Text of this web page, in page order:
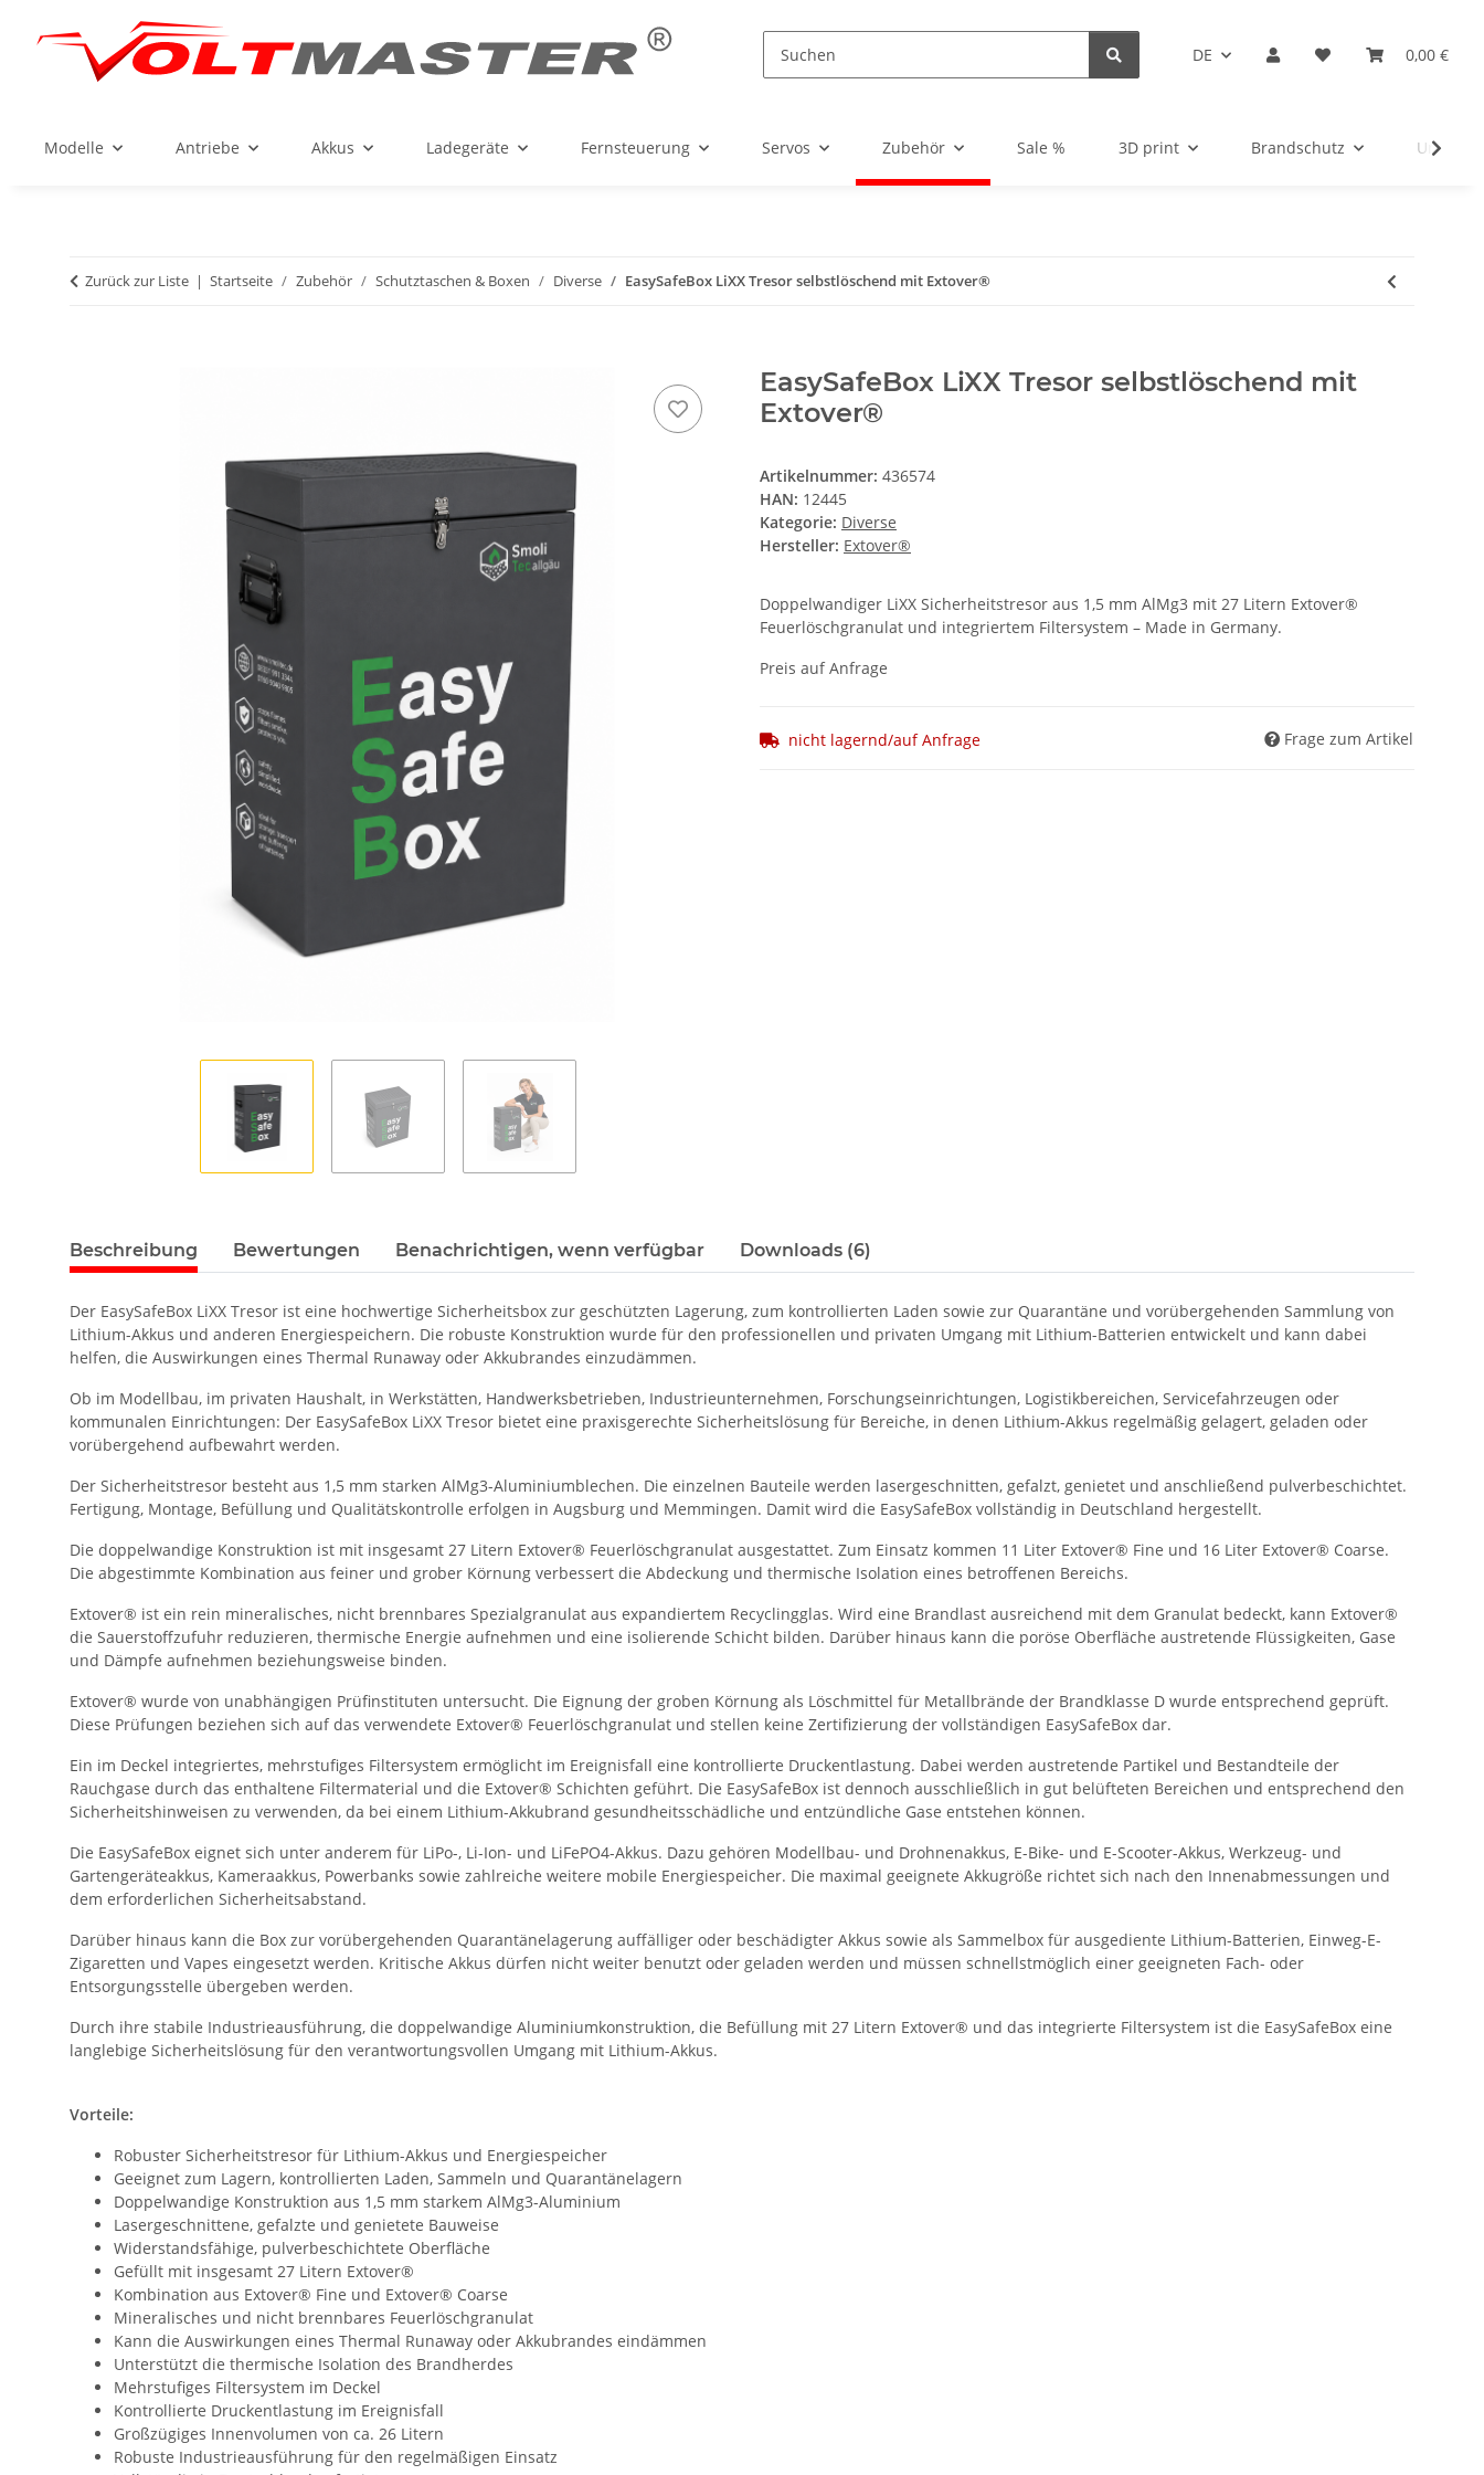
DE 0,00 €
Modelle Antriebe Akkus Ladegeräte Fernsteuerung Servos Zubehör Sale % 3D print Brandschutz
Zurück zur Liste Startseite Zubehör Schutztaschen & Boxen Diverse EasySafeBox LiXX Tresor selbstlöschend mit Extover®
EasySafeBox LiXX Tresor selbstlöschend mit
Extover®
Artikelnummer: 436574
HAN: 12445
Kategorie: Diverse
Hersteller: Extover®
Doppelwandiger LiXX Sicherheitstresor aus 1,5 mm AlMg3 mit 27 Litern Extover®
Feuerlöschgranulat und integriertem Filtersystem – Made in Germany.
Preis auf Anfrage
nicht lagernd/auf Anfrage Frage zum Artikel
Beschreibung Bewertungen Benachrichtigen, wenn verfügbar Downloads (6)
Der EasySafeBox LiXX Tresor ist eine hochwertige Sicherheitsbox zur geschützten Lagerung, zum kontrollierten Laden sowie zur Quarantäne und vorübergehenden Sammlung von
Lithium-Akkus und anderen Energiespeichern. Die robuste Konstruktion wurde für den professionellen und privaten Umgang mit Lithium-Batterien entwickelt und kann dabei
helfen, die Auswirkungen eines Thermal Runaway oder Akkubrandes einzudämmen.
Ob im Modellbau, im privaten Haushalt, in Werkstätten, Handwerksbetrieben, Industrieunternehmen, Forschungseinrichtungen, Logistikbereichen, Servicefahrzeugen oder
kommunalen Einrichtungen: Der EasySafeBox LiXX Tresor bietet eine praxisgerechte Sicherheitslösung für Bereiche, in denen Lithium-Akkus regelmäßig gelagert, geladen oder
vorübergehend aufbewahrt werden.
Der Sicherheitstresor besteht aus 1,5 mm starken AlMg3-Aluminiumblechen. Die einzelnen Bauteile werden lasergeschnitten, gefalzt, genietet und anschließend pulverbeschichtet.
Fertigung, Montage, Befüllung und Qualitätskontrolle erfolgen in Augsburg und Memmingen. Damit wird die EasySafeBox vollständig in Deutschland hergestellt.
Die doppelwandige Konstruktion ist mit insgesamt 27 Litern Extover® Feuerlöschgranulat ausgestattet. Zum Einsatz kommen 11 Liter Extover® Fine und 16 Liter Extover® Coarse.
Die abgestimmte Kombination aus feiner und grober Körnung verbessert die Abdeckung und thermische Isolation eines betroffenen Bereichs.
Extover® ist ein rein mineralisches, nicht brennbares Spezialgranulat aus expandiertem Recyclingglas. Wird eine Brandlast ausreichend mit dem Granulat bedeckt, kann Extover®
die Sauerstoffzufuhr reduzieren, thermische Energie aufnehmen und eine isolierende Schicht bilden. Darüber hinaus kann die poröse Oberfläche austretende Flüssigkeiten, Gase
und Dämpfe aufnehmen beziehungsweise binden.
Extover® wurde von unabhängigen Prüfinstituten untersucht. Die Eignung der groben Körnung als Löschmittel für Metallbrände der Brandklasse D wurde entsprechend geprüft.
Diese Prüfungen beziehen sich auf das verwendete Extover® Feuerlöschgranulat und stellen keine Zertifizierung der vollständigen EasySafeBox dar.
Ein im Deckel integriertes, mehrstufiges Filtersystem ermöglicht im Ereignisfall eine kontrollierte Druckentlastung. Dabei werden austretende Partikel und Bestandteile der
Rauchgase durch das enthaltene Filtermaterial und die Extover® Schichten geführt. Die EasySafeBox ist dennoch ausschließlich in gut belüfteten Bereichen und entsprechend den
Sicherheitshinweisen zu verwenden, da bei einem Lithium-Akkubrand gesundheitsschädliche und entzündliche Gase entstehen können.
Die EasySafeBox eignet sich unter anderem für LiPo-, Li-Ion- und LiFePO4-Akkus. Dazu gehören Modellbau- und Drohnenakkus, E-Bike- und E-Scooter-Akkus, Werkzeug- und
Gartengeräteakkus, Kameraakkus, Powerbanks sowie zahlreiche weitere mobile Energiespeicher. Die maximal geeignete Akkugröße richtet sich nach den Innenabmessungen und
dem erforderlichen Sicherheitsabstand.
Darüber hinaus kann die Box zur vorübergehenden Quarantänelagerung auffälliger oder beschädigter Akkus sowie als Sammelbox für ausgediente Lithium-Batterien, Einweg-E-
Zigaretten und Vapes eingesetzt werden. Kritische Akkus dürfen nicht weiter benutzt oder geladen werden und müssen schnellstmöglich einer geeigneten Fach- oder
Entsorgungsstelle übergeben werden.
Durch ihre stabile Industrieausführung, die doppelwandige Aluminiumkonstruktion, die Befüllung mit 27 Litern Extover® und das integrierte Filtersystem ist die EasySafeBox eine
langlebige Sicherheitslösung für den verantwortungsvollen Umgang mit Lithium-Akkus.
Vorteile:
Robuster Sicherheitstresor für Lithium-Akkus und Energiespeicher
Geeignet zum Lagern, kontrollierten Laden, Sammeln und Quarantänelagern
Doppelwandige Konstruktion aus 1,5 mm starkem AlMg3-Aluminium
Lasergeschnittene, gefalzte und genietete Bauweise
Widerstandsfähige, pulverbeschichtete Oberfläche
Gefüllt mit insgesamt 27 Litern Extover®
Kombination aus Extover® Fine und Extover® Coarse
Mineralisches und nicht brennbares Feuerlöschgranulat
Kann die Auswirkungen eines Thermal Runaway oder Akkubrandes eindämmen
Unterstützt die thermische Isolation des Brandherdes
Mehrstufiges Filtersystem im Deckel
Kontrollierte Druckentlastung im Ereignisfall
Großzügiges Innenvolumen von ca. 26 Litern
Robuste Industrieausführung für den regelmäßigen Einsatz